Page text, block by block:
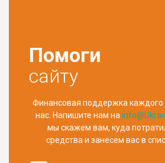
Помоги
сайту
Финансовая поддержка каждого
нас. Напишите нам на
мы скажем вам, куда
средства и занесем вас в